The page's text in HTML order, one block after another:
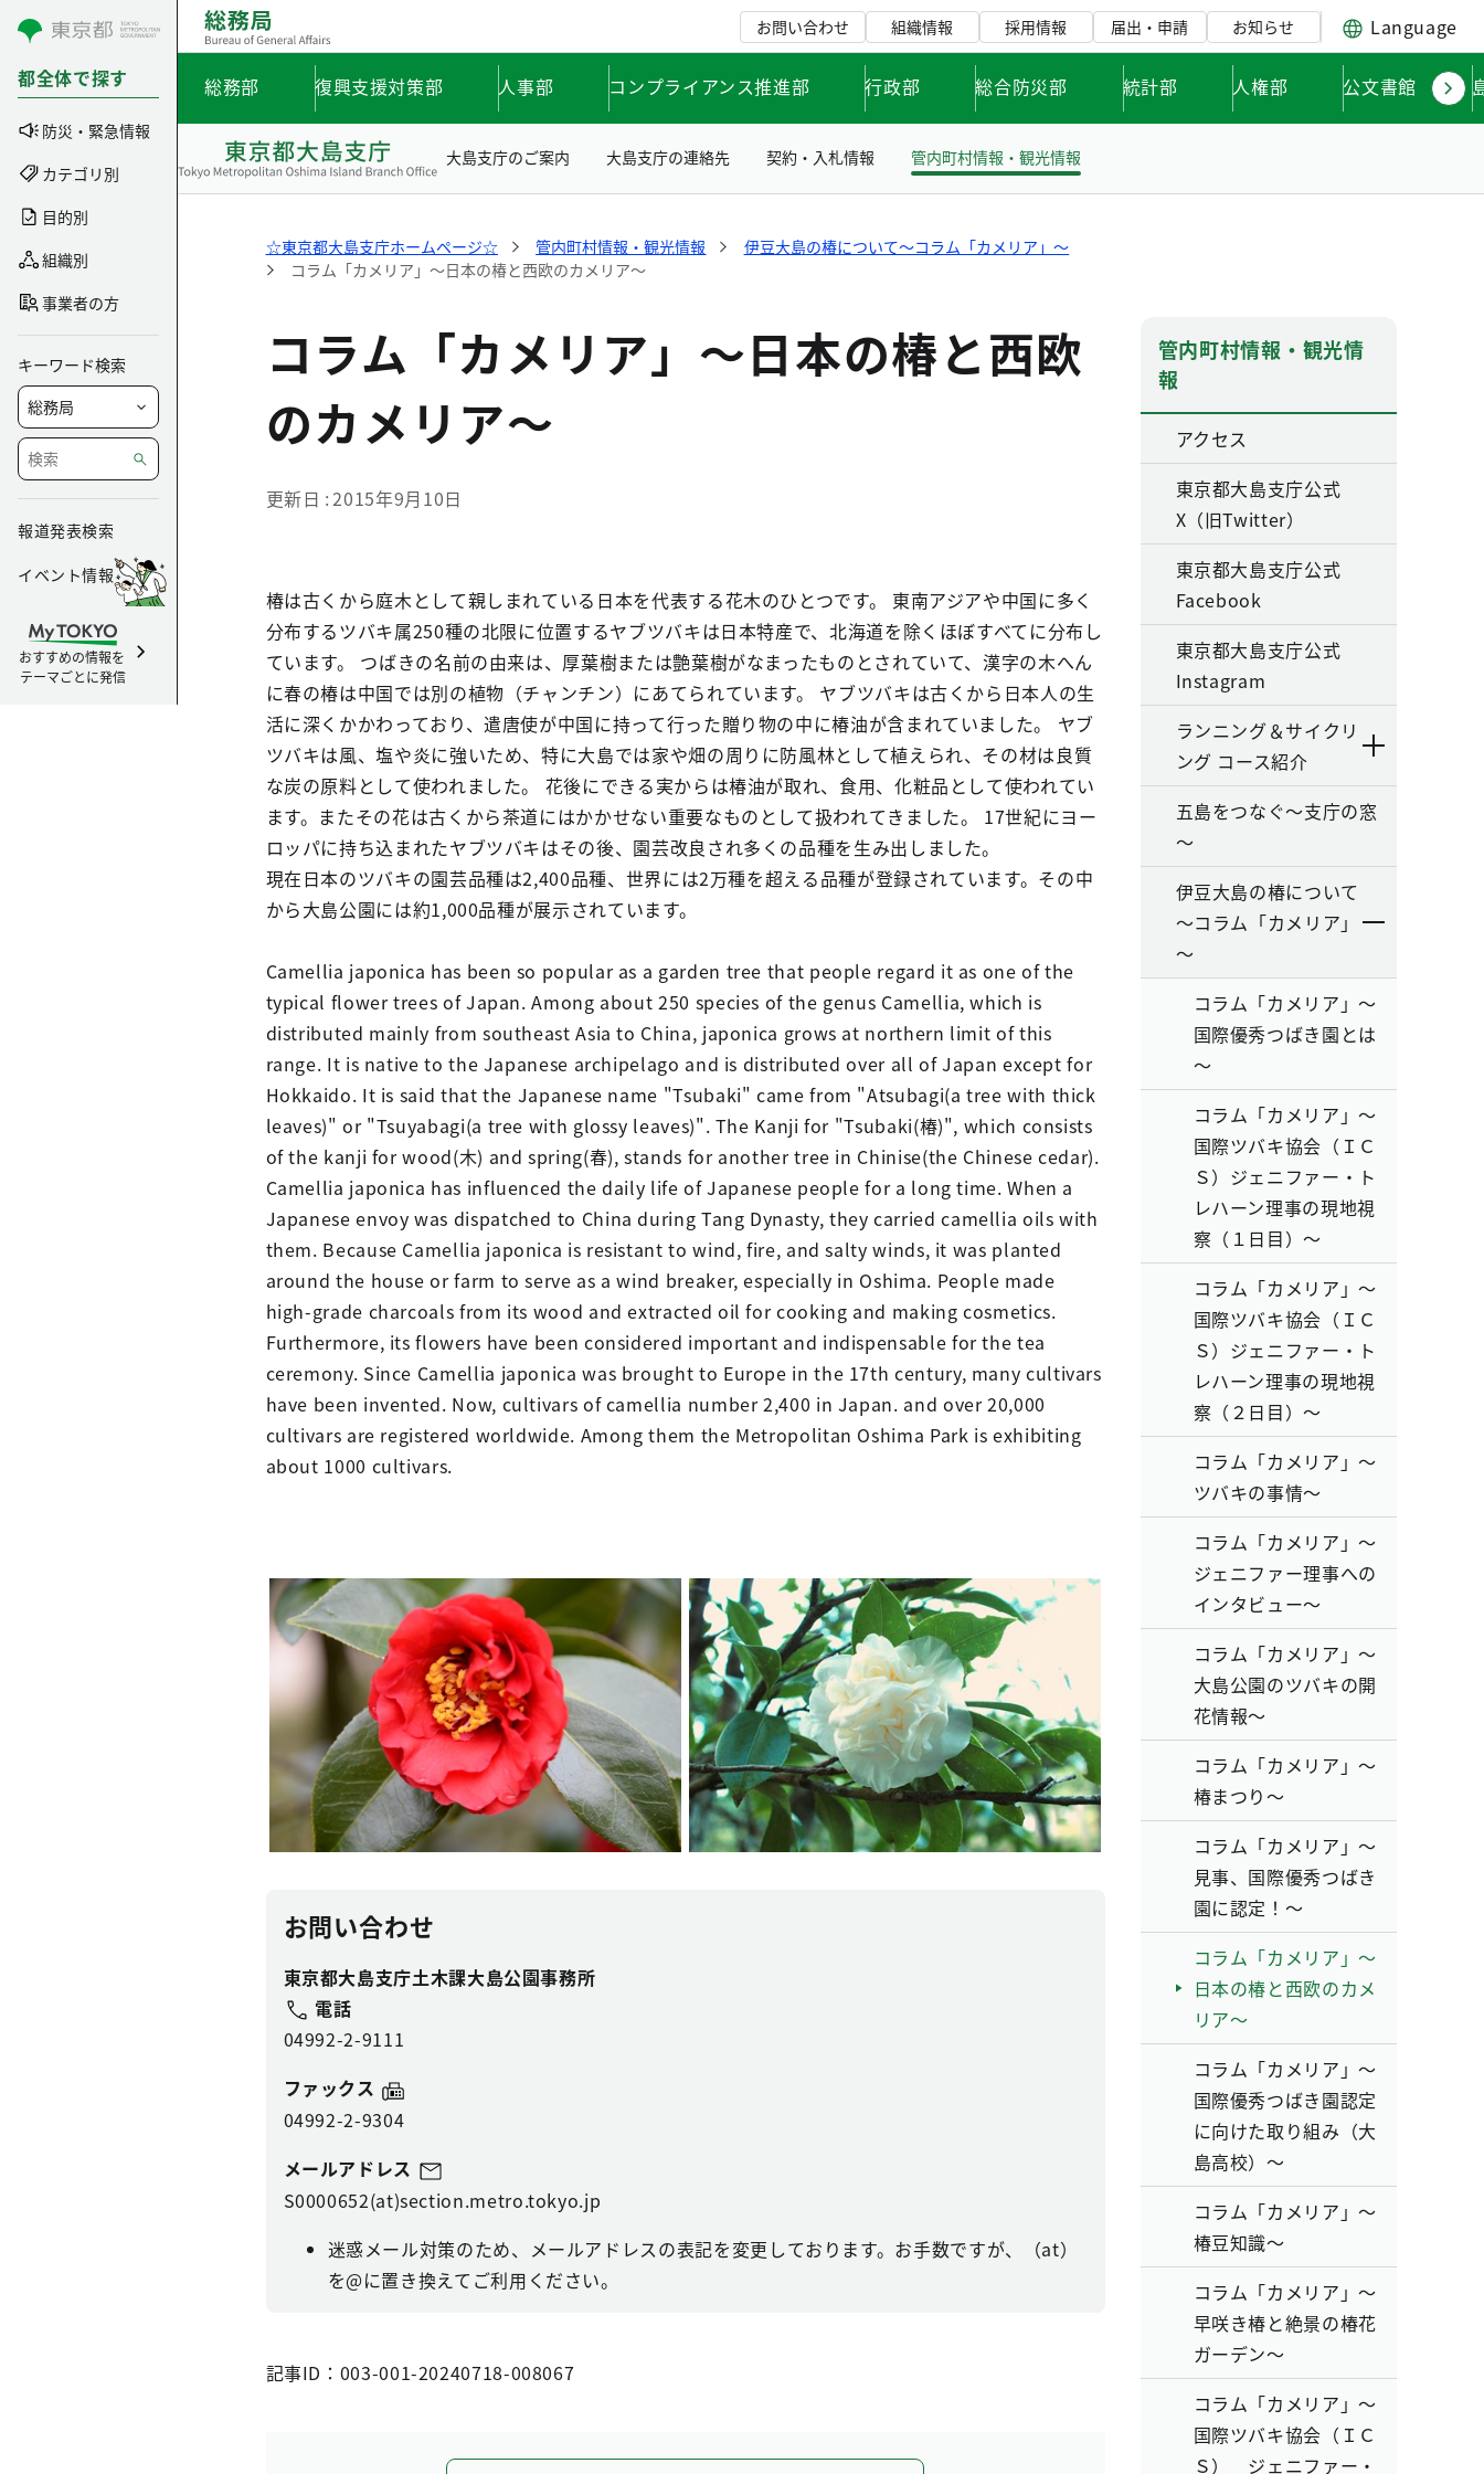
コンテンツにスキップ
都全体で探す
防災・緊急情報
カテゴリ別
目的別
組織別
事業者の方
キーワード検索
報道発表検索
イベント情報
おすすめの情報を
テーマごとに発信
お問い合わせ 組織情報 採用情報 届出・申請 お知らせ Language
総務部 復興支援対策部 人事部 コンプライアンス推進部 行政部 総合防災部 統計部 人権部 公文書館
大島支庁のご案内 大島支庁の連絡先 契約・入札情報 管内町村情報・観光情報
☆東京都大島支庁ホームページ☆ 管内町村情報・観光情報
伊豆大島の椿について～コラム「カメリア」～
コラム「カメリア」～日本の椿と西欧のカメリア～
コラム「カメリア」～日本の椿と西欧
のカメリア～
更新日 2015年9月10日
椿は古くから庭木として親しまれている日本を代表する花木のひとつです。 東南アジアや中国に多く
分布するツバキ属250種の北限に位置するヤブツバキは日本特産で、北海道を除くほぼすべてに分布し
ています。 つばきの名前の由来は、厚葉樹または艶葉樹がなまったものとされていて、漢字の木へん
に春の椿は中国では別の植物（チャンチン）にあてられています。 ヤブツバキは古くから日本人の生
活に深くかかわっており、遣唐使が中国に持って行った贈り物の中に椿油が含まれていました。 ヤブ
ツバキは風、塩や炎に強いため、特に大島では家や畑の周りに防風林として植えられ、その材は良質
な炭の原料として使われました。 花後にできる実からは椿油が取れ、食用、化粧品として使われてい
ます。またその花は古くから茶道にはかかせない重要なものとして扱われてきました。 17世紀にヨー
ロッパに持ち込まれたヤブツバキはその後、園芸改良され多くの品種を生み出しました。
現在日本のツバキの園芸品種は2,400品種、世界には2万種を超える品種が登録されています。その中
から大島公園には約1,000品種が展示されています。
Camellia japonica has been so popular as a garden tree that people regard it as one of the
typical flower trees of Japan. Among about 250 species of the genus Camellia, which is
distributed mainly from southeast Asia to China, japonica grows at northern limit of this
range. It is native to the Japanese archipelago and is distributed over all of Japan except for
Hokkaido. It is said that the Japanese name "Tsubaki" came from "Atsubagi(a tree with thick
leaves)" or "Tsuyabagi(a tree with glossy leaves)". The Kanji for "Tsubaki(椿)", which consists
of the kanji for wood(木) and spring(春), stands for another tree in Chinise(the Chinese cedar).
Camellia japonica has influenced the daily life of Japanese people for a long time. When a
Japanese envoy was dispatched to China during Tang Dynasty, they carried camellia oils with
them. Because Camellia japonica is resistant to wind, fire, and salty winds, it was planted
around the house or farm to serve as a wind breaker, especially in Oshima. People made
high-grade charcoals from its wood and extracted oil for cooking and making cosmetics.
Furthermore, its flowers have been considered important and indispensable for the tea
ceremony. Since Camellia japonica was brought to Europe in the 17th century, many cultivars
have been invented. Now, cultivars of camellia number 2,400 in Japan. and over 20,000
cultivars are registered worldwide. Among them the Metropolitan Oshima Park is exhibiting
about 1000 cultivars.
お問い合わせ
東京都大島支庁土木課大島公園事務所
電話
04992-2-9111
ファックス
04992-2-9304
メールアドレス
S0000652(at)section.metro.tokyo.jp
迷惑メール対策のため、メールアドレスの表記を変更しております。お手数ですが、（at）
を@に置き換えてご利用ください。
記事ID：003-001-20240718-008067
管内町村情報・観光情
報
アクセス
東京都大島支庁公式
X（旧Twitter）
東京都大島支庁公式
Facebook
東京都大島支庁公式
Instagram
ランニング＆サイクリ
ング コース紹介
五島をつなぐ～支庁の窓
～
伊豆大島の椿について
～コラム「カメリア」
～
コラム「カメリア」～
国際優秀つばき園とは
～
コラム「カメリア」～
国際ツバキ協会（ＩＣ
Ｓ）ジェニファー・ト
レハーン理事の現地視
察（１日目）～
コラム「カメリア」～
国際ツバキ協会（ＩＣ
Ｓ）ジェニファー・ト
レハーン理事の現地視
察（２日目）～
コラム「カメリア」～
ツバキの事情～
コラム「カメリア」～
ジェニファー理事への
インタビュー～
コラム「カメリア」～
大島公園のツバキの開
花情報～
コラム「カメリア」～
椿まつり～
コラム「カメリア」～
見事、国際優秀つばき
園に認定！～
コラム「カメリア」～
日本の椿と西欧のカメ
リア～
コラム「カメリア」～
国際優秀つばき園認定
に向けた取り組み（大
島高校）～
コラム「カメリア」～
椿豆知識～
コラム「カメリア」～
早咲き椿と絶景の椿花
ガーデン～
コラム「カメリア」～
国際ツバキ協会（ＩＣ
Ｓ） ジェニファー・